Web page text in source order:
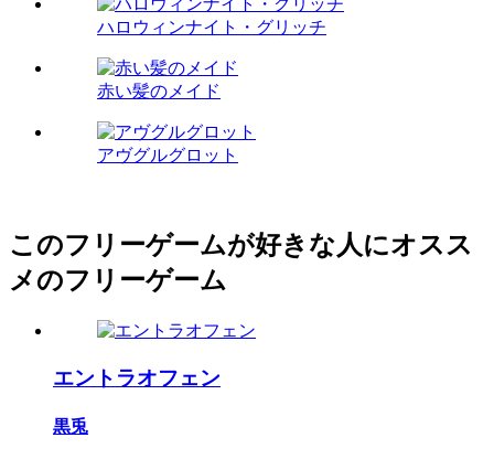
ハロウィンナイト・グリッチ
赤い髪のメイド
アヴグルグロット
このフリーゲームが好きな人にオスス
メのフリーゲーム
エントラオフェン
黒兎